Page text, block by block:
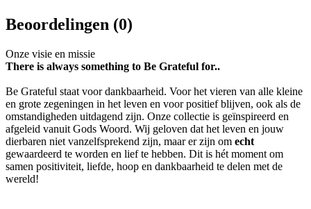
Beoordelingen (0)
Onze visie en missie
There is always something to Be Grateful for..
Be Grateful staat voor dankbaarheid. Voor het vieren van alle kleine
en grote zegeningen in het leven en voor positief blijven, ook als de
omstandigheden uitdagend zijn. Onze collectie is geïnspireerd en
afgeleid vanuit Gods Woord. Wij geloven dat het leven en jouw
dierbaren niet vanzelfsprekend zijn, maar er zijn om echt
gewaardeerd te worden en lief te hebben. Dit is hét moment om
samen positiviteit, liefde, hoop en dankbaarheid te delen met de
wereld!